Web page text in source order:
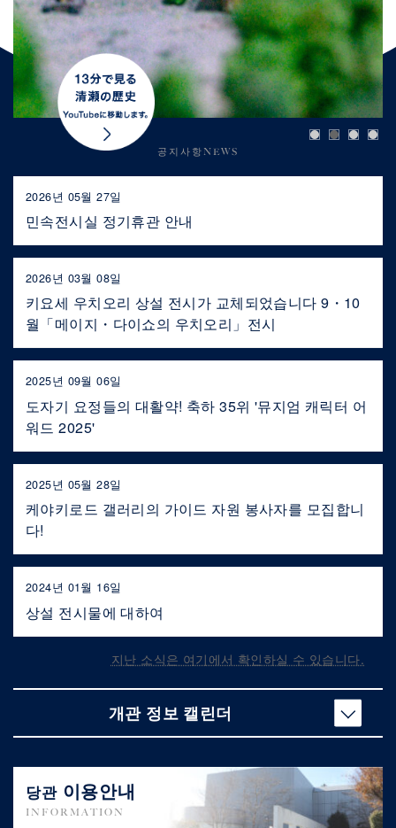
공지사항NEWS
민속전시실 정기휴관 안내
2026년 05월 27일
키요세 우치오리 상설 전시가 교체되었습니다 9・10
월「메이지・다이쇼의 우치오리」전시
2026년 03월 08일
도자기 요정들의 대활약! 축하 35위 '뮤지엄 캐릭터 어
워드 2025'
2025년 09월 06일
케야키로드 갤러리의 가이드 자원 봉사자를 모집합니
다!
2025년 05월 28일
상설 전시물에 대하여
2024년 01월 16일
지난 소식은 여기에서 확인하실 수 있습니다.
개관 정보 캘린더
당관이용안내
INFORMATION